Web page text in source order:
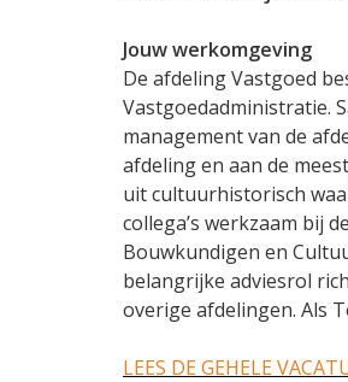
Jouwwerkomgeving
De afdeling Vastgoed
Vastgoedadministratie.
management van de
afdeling en aan de
uit cultuurhistorisch
collega’s werkzaam bij
Bouwkundigen en
belangrijke adviesrol
overige afdelingen. Als
LEES DE GEHELE